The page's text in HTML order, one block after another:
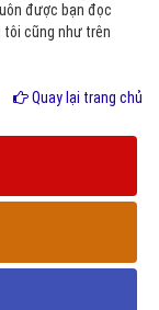
luôn được bạn đọc
tôi cũng như trên
Quay lại trang chủ